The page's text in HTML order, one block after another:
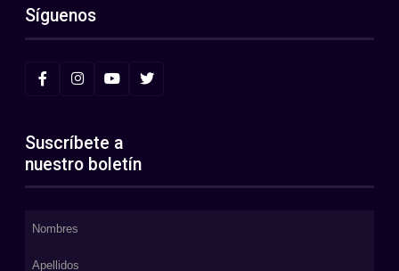
Síguenos
Suscríbete a
nuestro boletín